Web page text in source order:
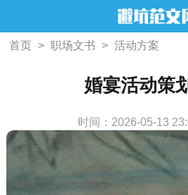
首页 > 职场文书 > 活动方案
婚宴活动策
时间：2026-05-13